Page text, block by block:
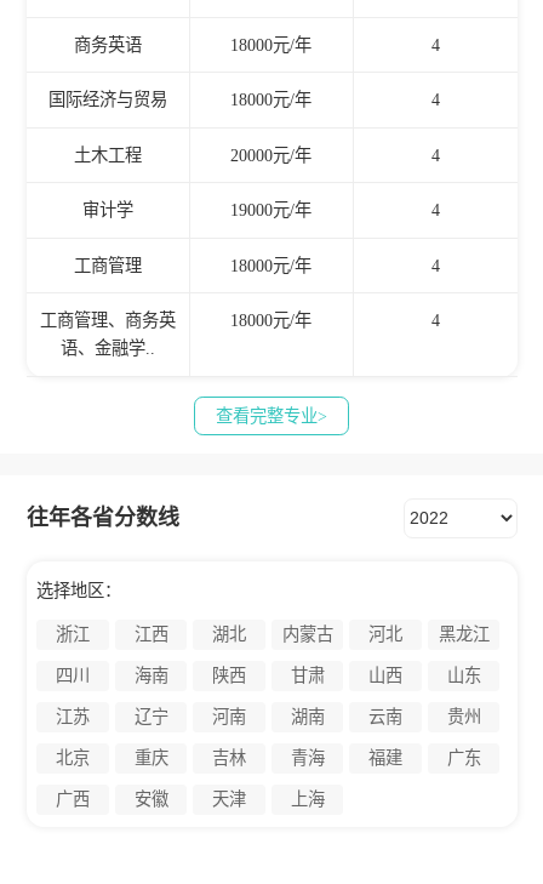
商务英语 18000元/年 4
国际经济与贸易 18000元/年 4
土木工程 20000元/年 4
审计学 19000元/年 4
工商管理 18000元/年 4
工商管理、商务英
语、金融学..
18000元/年 4
查看完整专业>
往年各省分数线
选择地区：
浙江 江西 湖北 内蒙古 河北 黑龙江
四川 海南 陕西 甘肃 山西 山东
江苏 辽宁 河南 湖南 云南 贵州
北京 重庆 吉林 青海 福建 广东
广西 安徽 天津 上海